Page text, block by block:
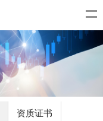
资质证书